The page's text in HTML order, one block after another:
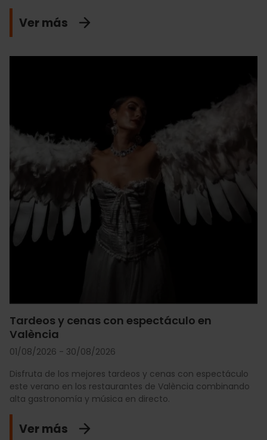
Ver más
Tardeos y cenas con espectáculo en
València
01/08/2026 - 30/08/2026
Disfruta de los mejores tardeos y cenas con espectáculo
este verano en los restaurantes de València combinando
alta gastronomía y música en directo.
Ver más